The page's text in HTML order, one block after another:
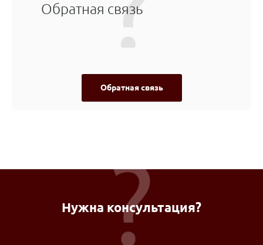
Обратная связь
Обратная связь
Нужна консультация?